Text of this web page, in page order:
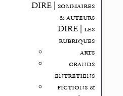
DIRE | sommaires
& auteurs
DIRE | les
rubriques
arts
grands
entretiens
fictions &